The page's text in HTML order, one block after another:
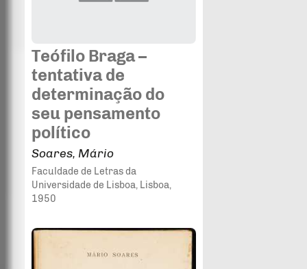
Teófilo Braga –
tentativa de
determinação do
seu pensamento
político
Soares, Mário
Faculdade de Letras da
Universidade de Lisboa, Lisboa,
1950